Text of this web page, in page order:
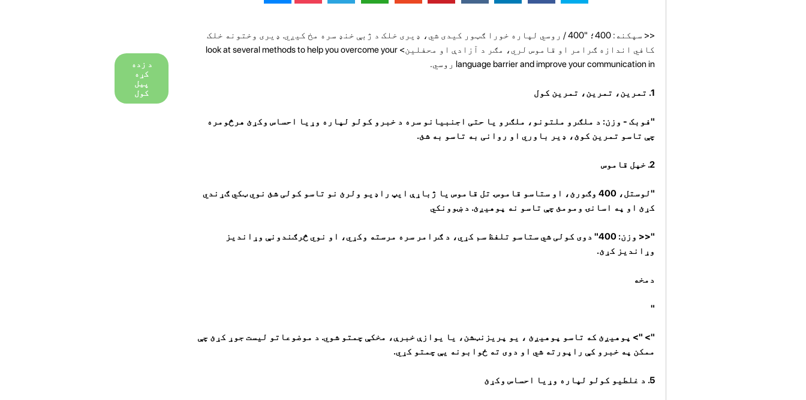
<< سپکنه: 400؛ "400 / روسي لپاره خورا ګټور کیدی شي، ډیری خلک د ژبې خنډ سره مخ کیږي. ډیری وختونه خلک
کافي اندازه ګرامر او قاموس لري، مګر د آزادې او محفلین> look at several methods to help you overcome your
language barrier and improve your communication in روسي.
1. تمرین، تمرین، تمرین کول
"فوبک - وزن: د ملګرو ملتونو، ملګرو یا حتی اجنبیانو سره د خبرو کولو لپاره وړیا احساس وکړئ هرڅومره
چې تاسو تمرین کوئ، ډیر باوري او روانی به تاسو به شئ.
2. خپل قاموس
"لوستل، 400 وګورئ، او ستاسو قاموس. تل قاموس یا ژباړې ایپ راډیو ولرئ نو تاسو کولی شئ نوي ټکي ګړندي
کړئ او په اسانۍ ومومئ چې تاسو نه پوهیږئ. د ښوونکي
"<< وزن: 400" دوی کولی شي ستاسو تلفظ سم کړي، د ګرامر سره مرسته وکړي، او نوي څرګندونې وړاندیز
وړاندیز کړئ.
دمخه
"
"> "> پوهیږئ که تاسو پوهیږئ ، یو پریزنټشن، یا یوازې خبرې، مخکې چمتو شوي. د موضوعاتو لیست جوړ کړئ چې
ممکن په خبرو کې راپورته شي او دوی ته ځوابونه یې چمتو کړي.
5. د غلطیو کولو لپاره وړیا احساس وکړئ
د زده
کړه
پیل
کول